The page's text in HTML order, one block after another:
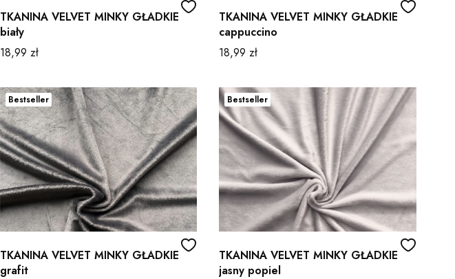
TKANINA VELVET MINKY GŁADKIE
biały
Cena
18,99 zł
TKANINA VELVET MINKY GŁADKIE
cappuccino
Cena
18,99 zł
Bestseller
TKANINA VELVET MINKY GŁADKIE
grafit
Bestseller
TKANINA VELVET MINKY GŁADKIE
jasny popiel